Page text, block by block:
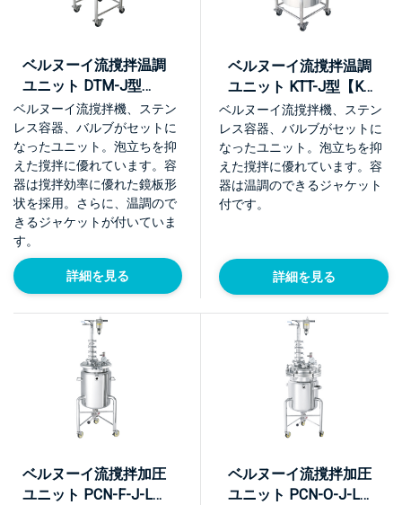
ベルヌーイ流撹拌温調
ユニット DTM-J型
【KU-DTM-J】
ベルヌーイ流撹拌機、ステン
レス容器、バルブがセットに
なったユニット。泡立ちを抑
えた撹拌に優れています。容
器は撹拌効率に優れた鏡板形
状を採用。さらに、温調ので
きるジャケットが付いていま
す。
詳細を見る
ベルヌーイ流撹拌温調
ユニット KTT-J型【KU-
KTT-J-L】
ベルヌーイ流撹拌機、ステン
レス容器、バルブがセットに
なったユニット。泡立ちを抑
えた撹拌に優れています。容
器は温調のできるジャケット
付です。
詳細を見る
ベルヌーイ流撹拌加圧
ユニット PCN-F-J-L型
ベルヌーイ流撹拌加圧
ユニット PCN-O-J-L型